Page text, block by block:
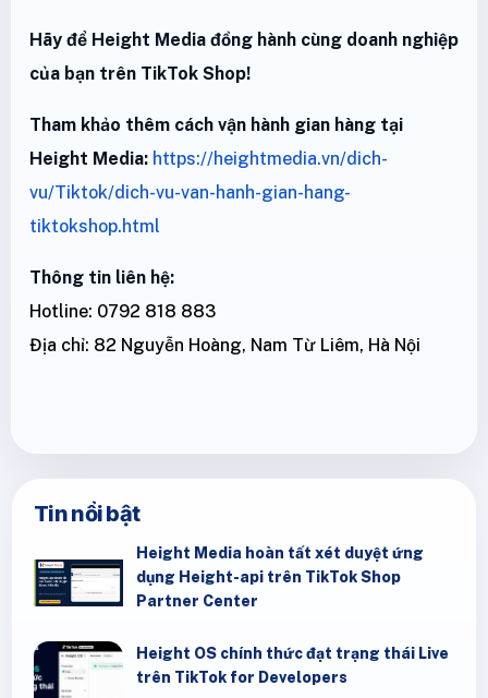
Hãy để Height Media đồng hành cùng doanh nghiệp
của bạn trên TikTok Shop!
Tham khảo thêm cách vận hành gian hàng tại
Height Media: https://heightmedia.vn/dich-
vu/Tiktok/dich-vu-van-hanh-gian-hang-
tiktokshop.html
Thông tin liên hệ:
Hotline: 0792 818 883
Địa chỉ: 82 Nguyễn Hoàng, Nam Từ Liêm, Hà Nội
Tin nổi bật
Height Media hoàn tất xét duyệt ứng
dụng Height-api trên TikTok Shop
Partner Center
Height OS chính thức đạt trạng thái Live
trên TikTok for Developers